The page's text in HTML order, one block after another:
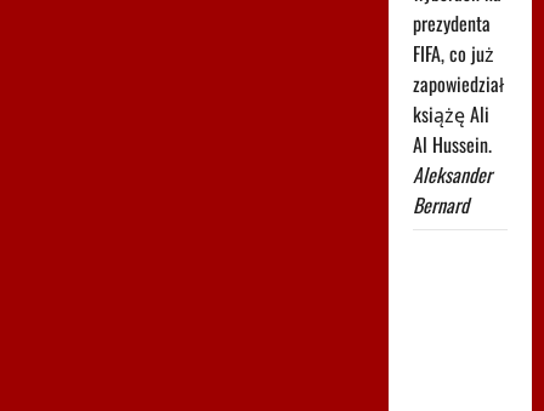
prezydenta
FIFA, co już
zapowiedział
książę Ali
Al Hussein.
Aleksander
Bernard